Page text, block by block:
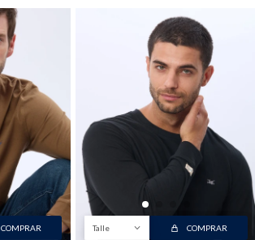
COMPRAR Talle COMPRAR